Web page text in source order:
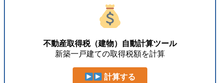
不動産取得税（建物）自動計算ツール
新築一戸建ての取得税額を計算
計算する